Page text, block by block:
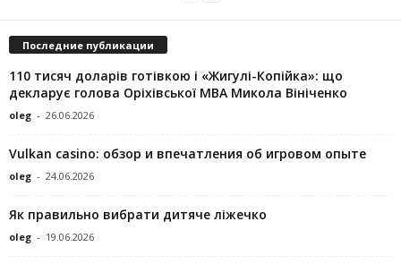
Последние публикации
110 тисяч доларів готівкою і «Жигулі-Копійка»: що
декларує голова Оріхівської МВА Микола Вініченко
oleg - 26.06.2026
Vulkan casino: обзор и впечатления об игровом опыте
oleg - 24.06.2026
Як правильно вибрати дитяче ліжечко
oleg - 19.06.2026